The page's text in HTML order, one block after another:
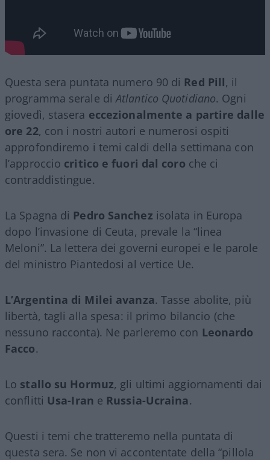
Questa sera puntata numero 90 di Red Pill, il
programma serale diAtlantico Quotidiano. Ogni
giovedì, stasera eccezionalmente a partire dalle
ore 22, con i nostri autori e numerosi ospiti
approfondiremo i temi caldi della settimana con
l’approccio critico e fuori dal coro che ci
contraddistingue.
La Spagna di Pedro Sanchez isolata in Europa
dopo l’invasione di Ceuta, prevale la “linea
Meloni”. La lettera dei governi europei e le parole
del ministro Piantedosi al vertice Ue.
L’Argentina di Milei avanza. Tasse abolite, più
libertà, tagli alla spesa: il primo bilancio (che
nessuno racconta). Ne parleremo con Leonardo
Facco.
Lo stallo su Hormuz, gli ultimi aggiornamenti dai
conflitti Usa-Iran e Russia-Ucraina.
Questi i temi che tratteremo nella puntata di
questa sera. Se non vi accontentate della “pillola